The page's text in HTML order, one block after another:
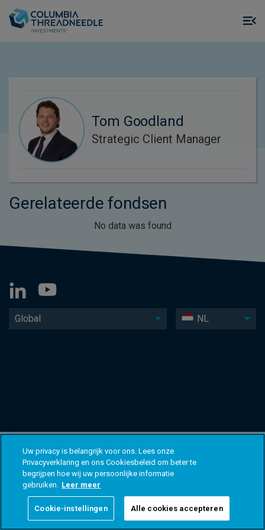
Tom Goodland
Strategic Client Manager
Gerelateerde fondsen
No data was found
Global NL
Uw privacy is belangrijk voor ons. Lees onze
Privacyverklaring en ons Cookiesbeleid om beter te
begrijpen hoe wij uw persoonlijke informatie
gebruiken. Leer meer
Cookie-instellingen Alle cookies accepteren